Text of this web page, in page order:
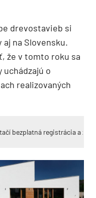
drevostavieb si
na Slovensku.
že v tomto roku sa
o
realizovaných
bezplatná registrácia a